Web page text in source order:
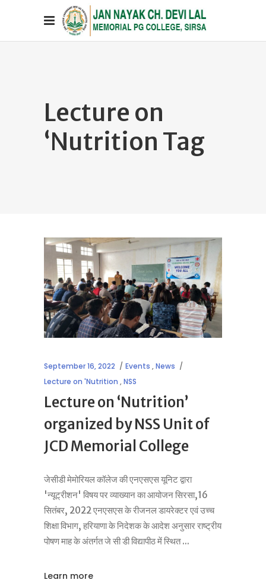
Lecture on
‘Nutrition Tag
September 16, 2022 Events ,News
Lecture on 'Nutrition ,NSS
Lecture on ‘Nutrition’
organized by NSS Unit of
JCD Memorial College
जेसीडी मेमोरियल कॉलेज की एनएसएस यूनिट द्वारा
'न्यूट्रीशन' विषय पर व्याख्यान का आयोजन सिरसा,16
सितंबर, 2022 एनएसएस के रीजनल डायरेक्टर एवं उच्च
शिक्षा विभाग, हरियाणा के निदेशक के आदेश अनुसार राष्ट्रीय
पोषण माह के अंतर्गत जे सी डी विद्यापीठ में स्थित
Learn more